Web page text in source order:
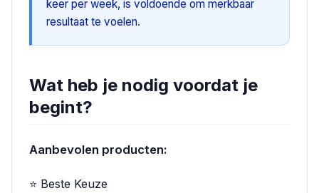
keer per week, is voldoende om merkbaar
resultaat te voelen.
Wat heb je nodig voordat je
begint?
Aanbevolen producten:
⭐ Beste Keuze